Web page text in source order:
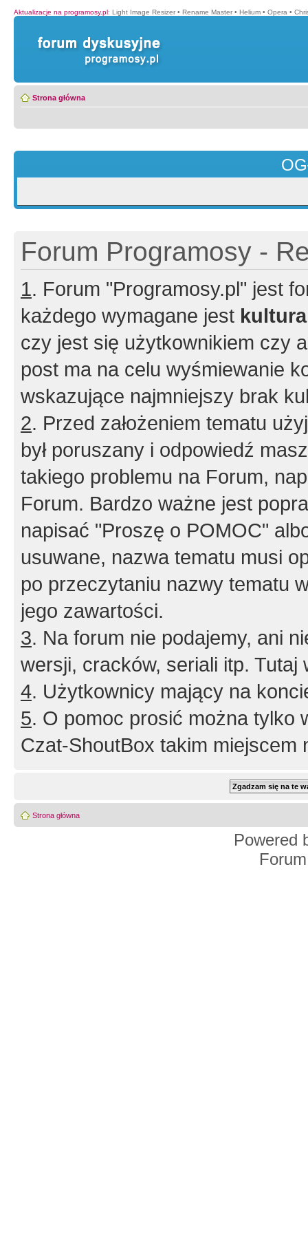
Aktualizacje na programosy.pl: Light Image Resizer • Rename Master • Helium • Opera •
Strona główna
Forum Programosy -
1. Forum "Programosy.pl" jest
każdego wymagane jest
czy jest się użytkownikiem czy
post ma na celu wyśmiewanie
wskazujące najmniejszy brak
2. Przed założeniem tematu
był poruszany i odpowiedź
takiego problemu na Forum,
Forum. Bardzo ważne jest
napisać "Proszę o POMOC"
usuwane, nazwa tematu musi
po przeczytaniu nazwy tematu
jego zawartości.
3. Na forum nie podajemy, ani
wersji, cracków, seriali itp. Tutaj
4. Użytkownicy mający na
5. O pomoc prosić można tylko
Czat-ShoutBox takim miejscem
Strona główna
Powered